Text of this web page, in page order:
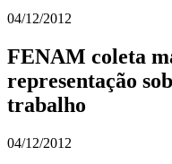
04/12/2012
FENAM coleta
representação
trabalho
04/12/2012